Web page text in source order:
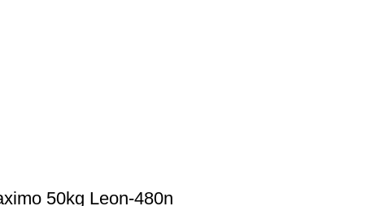
50kg Leon-480n